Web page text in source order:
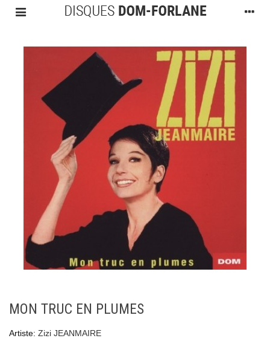
MON TRUC EN PLUMES
Artiste: Zizi JEANMAIRE